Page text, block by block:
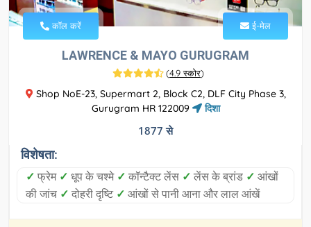
कॉल करें ई-मेल
LAWRENCE & MAYO GURUGRAM
(4.9 स्कोर)
Shop NoE-23, Supermart 2, Block C2, DLF City Phase 3,
Gurugram HR 122009
दिशा
1877 से
विशेषता:
✓ फ्रेम ✓ धूप के चश्मे ✓ कॉन्टैक्ट लेंस ✓ लेंस के ब्रांड ✓ आंखों
की जांच ✓ दोहरी दृष्टि ✓ आंखों से पानी आना और लाल आंखें